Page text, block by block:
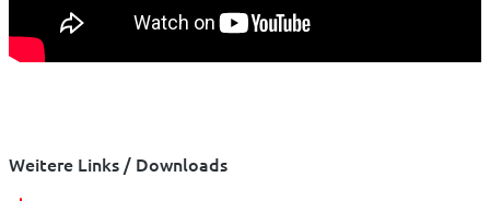
Weitere Links / Downloads